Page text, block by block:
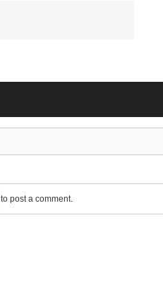
to post a comment.